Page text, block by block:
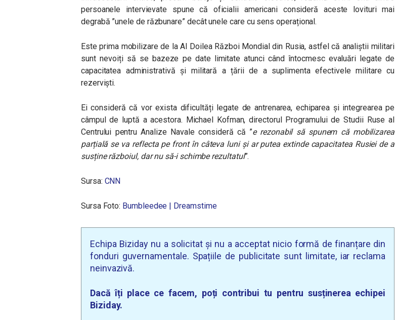
persoanele intervievate spune că oficialii americani consideră aceste lovituri mai
degrabă ”unele de răzbunare” decât unele care cu sens operațional.
Este prima mobilizare de la Al Doilea Război Mondial din Rusia, astfel că analiștii militari
sunt nevoiți să se bazeze pe date limitate atunci când întocmesc evaluări legate de
capacitatea administrativă și militară a țării de a suplimenta efectivele militare cu
rezerviști.
Ei consideră că vor exista dificultăți legate de antrenarea, echiparea și integrearea pe
câmpul de luptă a acestora. Michael Kofman, directorul Programului de Studii Ruse al
Centrului pentru Analize Navale consideră că ”e rezonabil să spunem că mobilizarea
parțială se va reflecta pe front în câteva luni și ar putea extinde capacitatea Rusiei de a
susține războiul, dar nu să-i schimbe rezultatul”.
Sursa: CNN
Sursa Foto: Bumbleedee | Dreamstime
Echipa Biziday nu a solicitat și nu a acceptat nicio formă de finanțare din
fonduri guvernamentale. Spațiile de publicitate sunt limitate, iar reclama
neinvazivă.
Dacă îți place ce facem, poți contribui tu pentru susținerea echipei
Biziday.